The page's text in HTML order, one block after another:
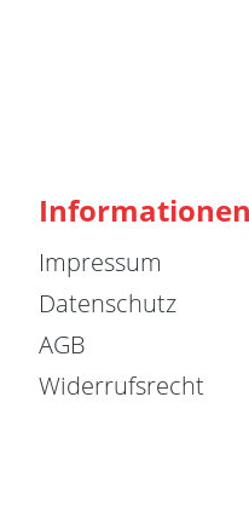
Informationen
Impressum
Datenschutz
AGB
Widerrufsrecht